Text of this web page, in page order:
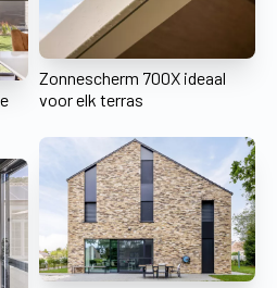
Zonnescherm 700X ideaal
voor elk terras